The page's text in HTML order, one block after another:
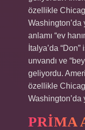
özellikle
Washington’da
anlamı “ev
İtalya’da
unvandı ve
geliyordu.
özellikle
Washington’da
PRIMA